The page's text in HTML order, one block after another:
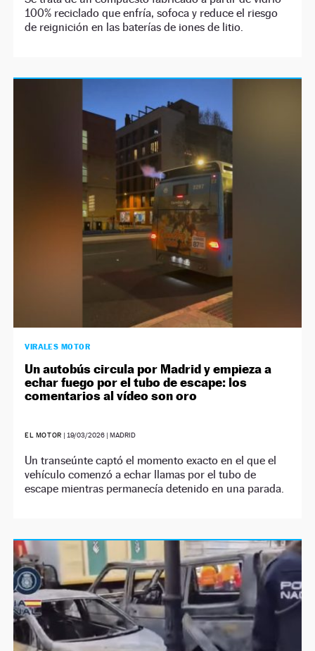
100% reciclado que enfría, sofoca y reduce el riesgo
de reignición en las baterías de iones de litio.
VIRALES MOTOR
Un autobús circula por Madrid y empieza a
echar fuego por el tubo de escape: los
comentarios al vídeo son oro
EL MOTOR | 19/03/2026| MADRID
Un transeúnte captó el momento exacto en el que el
vehículo comenzó a echar llamas por el tubo de
escape mientras permanecía detenido en una parada.